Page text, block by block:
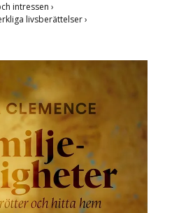
intressen ›
livsberättelser›